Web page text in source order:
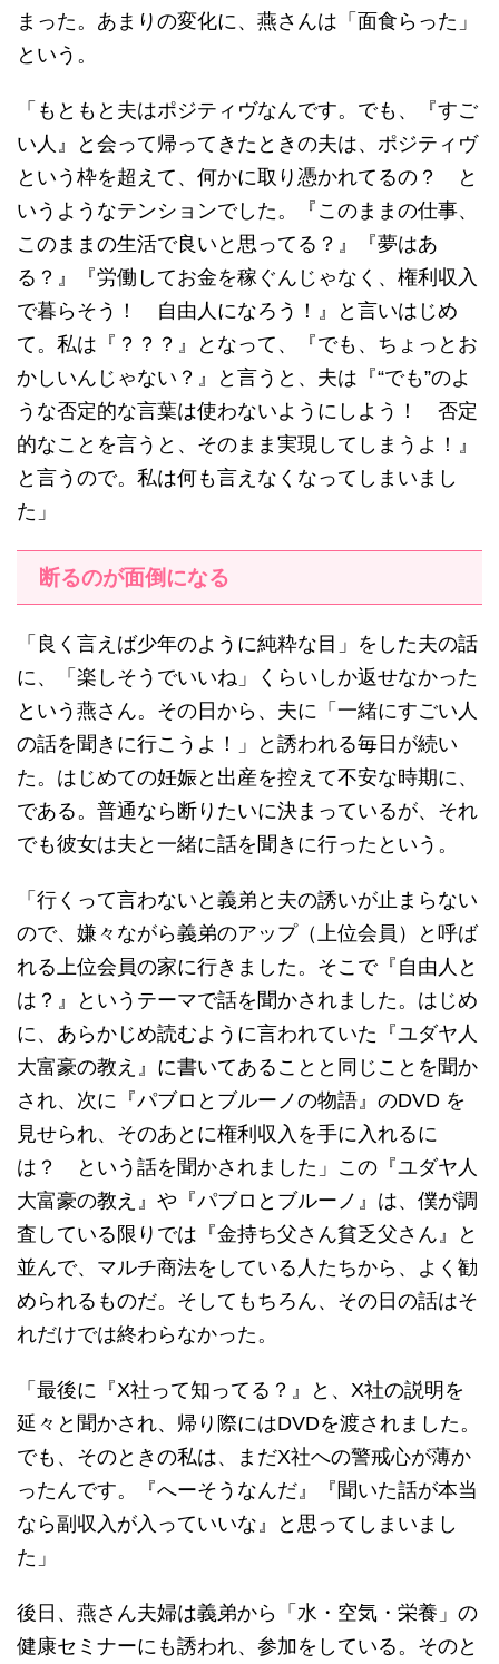
まった。あまりの変化に、燕さんは「面食らった」
という。
「もともと夫はポジティヴなんです。でも、『すご
い人』と会って帰ってきたときの夫は、ポジティヴ
という枠を超えて、何かに取り憑かれてるの？ と
いうようなテンションでした。『このままの仕事、
このままの生活で良いと思ってる？』『夢はあ
る？』『労働してお金を稼ぐんじゃなく、権利収入
で暮らそう！ 自由人になろう！』と言いはじめ
て。私は『？？？』となって、『でも、ちょっとお
かしいんじゃない？』と言うと、夫は『“でも”のよ
うな否定的な言葉は使わないようにしよう！ 否定
的なことを言うと、そのまま実現してしまうよ！』
と言うので。私は何も言えなくなってしまいまし
た」
断るのが面倒になる
「良く言えば少年のように純粋な目」をした夫の話
に、「楽しそうでいいね」くらいしか返せなかった
という燕さん。その日から、夫に「一緒にすごい人
の話を聞きに行こうよ！」と誘われる毎日が続い
た。はじめての妊娠と出産を控えて不安な時期に、
である。普通なら断りたいに決まっているが、それ
でも彼女は夫と一緒に話を聞きに行ったという。
「行くって言わないと義弟と夫の誘いが止まらない
ので、嫌々ながら義弟のアップ（上位会員）と呼ば
れる上位会員の家に行きました。そこで『自由人と
は？』というテーマで話を聞かされました。はじめ
に、あらかじめ読むように言われていた『ユダヤ人
大富豪の教え』に書いてあることと同じことを聞か
され、次に『パブロとブルーノの物語』のDVD を
見せられ、そのあとに権利収入を手に入れるに
は？ という話を聞かされました」この『ユダヤ人
大富豪の教え』や『パブロとブルーノ』は、僕が調
査している限りでは『金持ち父さん貧乏父さん』と
並んで、マルチ商法をしている人たちから、よく勧
められるものだ。そしてもちろん、その日の話はそ
れだけでは終わらなかった。
「最後に『X社って知ってる？』と、X社の説明を
延々と聞かされ、帰り際にはDVDを渡されました。
でも、そのときの私は、まだX社への警戒心が薄か
ったんです。『へーそうなんだ』『聞いた話が本当
なら副収入が入っていいな』と思ってしまいまし
た」
後日、燕さん夫婦は義弟から「水・空気・栄養」の
健康セミナーにも誘われ、参加をしている。そのと